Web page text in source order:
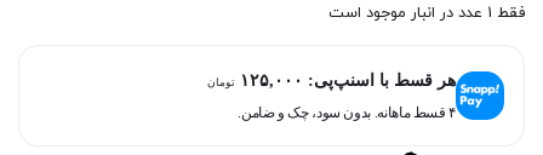
فقط 1 عدد در انبار موجود است
هر قسط با اسنپ‌پی: ۱۲۵,۰۰۰ تومان
۴ قسط ماهانه. بدون سود، چک و ضامن.